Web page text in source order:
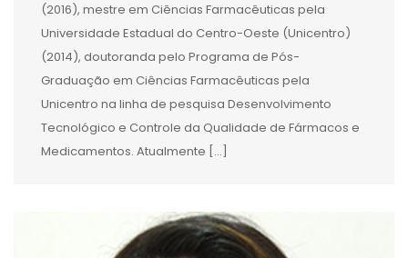
(2016), mestre em Ciências Farmacêuticas pela
Universidade Estadual do Centro-Oeste (Unicentro)
(2014), doutoranda pelo Programa de Pós-
Graduação em Ciências Farmacêuticas pela
Unicentro na linha de pesquisa Desenvolvimento
Tecnológico e Controle da Qualidade de Fármacos e
Medicamentos. Atualmente […]